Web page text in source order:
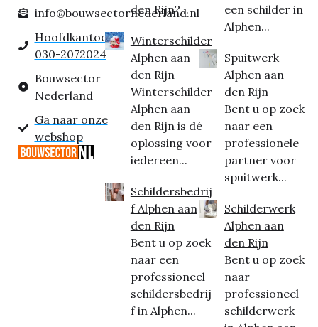
info@bouwsectornederland.nl
Hoofdkantoor:
030-2072024
Bouwsector
Nederland
Ga naar onze
webshop
den Rijn?...
Winterschilder
Alphen aan
den Rijn
Winterschilder
Alphen aan
den Rijn is dé
oplossing voor
iedereen...
Schildersbedrij
f Alphen aan
den Rijn
Bent u op zoek
naar een
professioneel
schildersbedrij
f in Alphen...
een schilder in
Alphen...
Spuitwerk
Alphen aan
den Rijn
Bent u op zoek
naar een
professionele
partner voor
spuitwerk...
Schilderwerk
Alphen aan
den Rijn
Bent u op zoek
naar
professioneel
schilderwerk